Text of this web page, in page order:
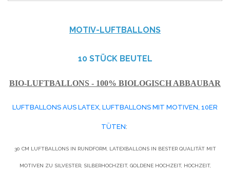
MOTIV-LUFTBALLONS
10 STÜCK BEUTEL
BIO-LUFTBALLONS - 100% BIOLOGISCH ABBAUBAR
LUFTBALLONS AUS LATEX LUFTBALLONS MIT MOTIVEN, 10ER
TÜTEN:
30 CM LUFTBALLONS IN RUNDFORM, LATEXBALLONS IN BESTER QUALITÄT MIT
MOTIVEN ZU SILVESTER, SILBERHOCHZEIT, GOLDENE HOCHZEIT, HOCHZEIT,